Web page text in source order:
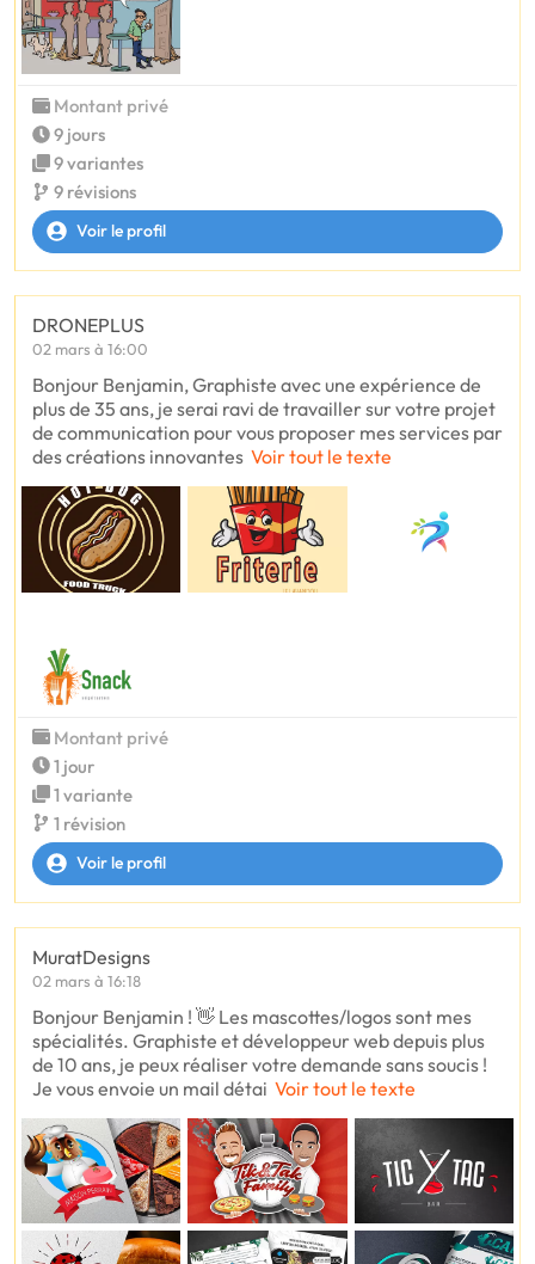
Montant privé
9 jours
9 variantes
9 révisions
Voir le profil
DRONEPLUS
02 mars à 16:00
Bonjour Benjamin, Graphiste avec une expérience de
plus de 35 ans, je serai ravi de travailler sur votre projet
de communication pour vous proposer mes services par
des créations innovantes Voir tout le texte
Montant privé
1 jour
1 variante
1 révision
Voir le profil
MuratDesigns
02 mars à 16:18
Bonjour Benjamin ! 👋 Les mascottes/logos sont mes
spécialités. Graphiste et développeur web depuis plus
de 10 ans, je peux réaliser votre demande sans soucis !
Je vous envoie un mail détai Voir tout le texte